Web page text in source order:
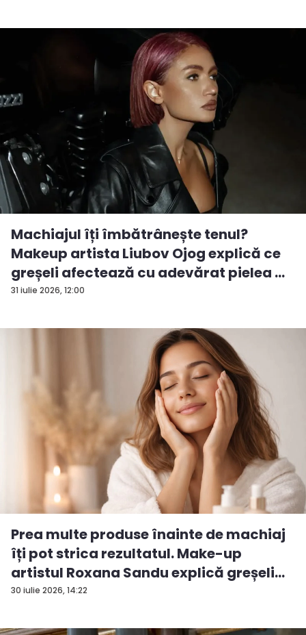
31 iulie 2026, 12:00
Machiajul îți îmbătrânește tenul?
Makeup artista Liubov Ojog explică ce
greșeli afectează cu adevărat pielea ...
30 iulie 2026, 14:22
Prea multe produse înainte de machiaj
îți pot strica rezultatul. Make-up
artistul Roxana Sandu explică greșeli...